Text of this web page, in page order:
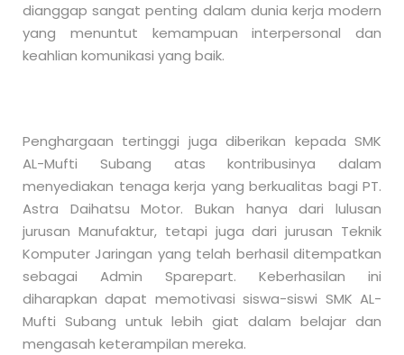
dianggap sangat penting dalam dunia kerja modern
yang menuntut kemampuan interpersonal dan
keahlian komunikasi yang baik.
Penghargaan tertinggi juga diberikan kepada SMK
AL-Mufti Subang atas kontribusinya dalam
menyediakan tenaga kerja yang berkualitas bagi PT.
Astra Daihatsu Motor. Bukan hanya dari lulusan
jurusan Manufaktur, tetapi juga dari jurusan Teknik
Komputer Jaringan yang telah berhasil ditempatkan
sebagai Admin Sparepart. Keberhasilan ini
diharapkan dapat memotivasi siswa-siswi SMK AL-
Mufti Subang untuk lebih giat dalam belajar dan
mengasah keterampilan mereka.